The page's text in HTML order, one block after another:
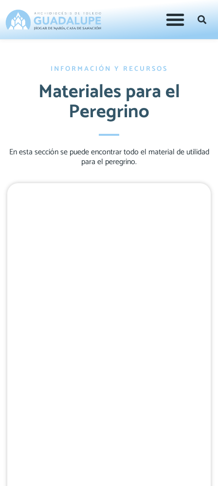
INFORMACIÓN Y RECURSOS
Materiales para el
Peregrino
En esta sección se puede encontrar todo el material de utilidad
para el peregrino.